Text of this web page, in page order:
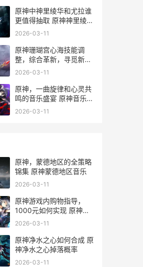
原神中神里绫华和尤拉谁
更值得抽取 原神神里绫华
武器推荐
2026-03-11
原神珊瑚宫心海技能调
整，综合革新，寻觅新境
界 原神珊瑚宫心海生日
2026-03-11
原神，一曲旋律和心灵共
鸣的音乐盛宴 原神音乐曲
谱
2026-03-11
原神，蒙德地区的全策略
锦集 原神蒙德地区音乐
2026-03-11
原神游戏内购物指导，
1000元如何实现 原神购
买东西
2026-03-11
原神净水之心如何合成 原
神净水之心掉落概率
2026-03-11